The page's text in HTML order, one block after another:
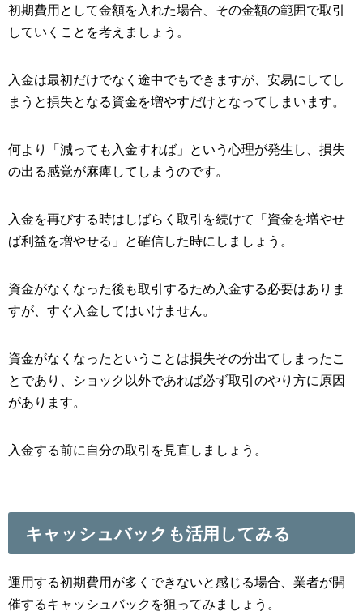
初期費用として金額を入れた場合、その金額の範囲で取引
していくことを考えましょう。
入金は最初だけでなく途中でもできますが、安易にしてし
まうと損失となる資金を増やすだけとなってしまいます。
何より「減っても入金すれば」という心理が発生し、損失
の出る感覚が麻痺してしまうのです。
入金を再びする時はしばらく取引を続けて「資金を増やせ
ば利益を増やせる」と確信した時にしましょう。
資金がなくなった後も取引するため入金する必要はありま
すが、すぐ入金してはいけません。
資金がなくなったということは損失その分出てしまったこ
とであり、ショック以外であれば必ず取引のやり方に原因
があります。
入金する前に自分の取引を見直しましょう。
キャッシュバックも活用してみる
運用する初期費用が多くできないと感じる場合、業者が開
催するキャッシュバックを狙ってみましょう。